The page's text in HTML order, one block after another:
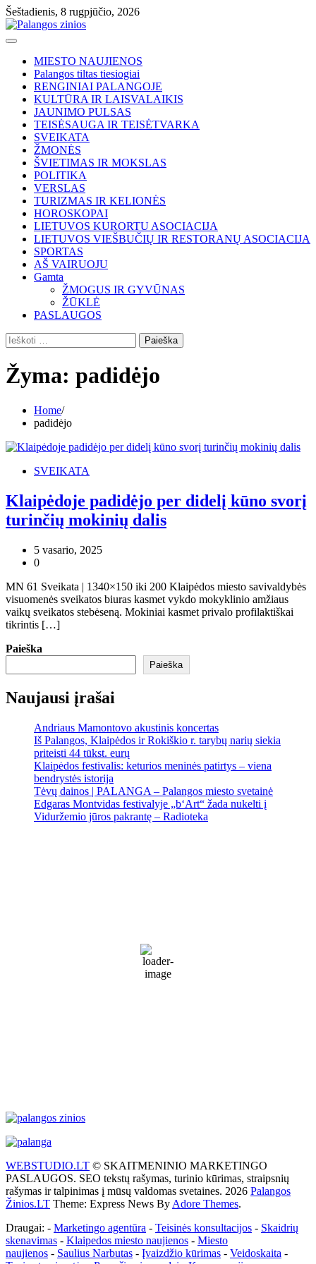
Skip
to
content
Šeštadienis, 8 rugpjūčio, 2026
MIESTO NAUJIENOS
Palangos tiltas tiesiogiai
RENGINIAI PALANGOJE
KULTŪRA IR LAISVALAIKIS
JAUNIMO PULSAS
TEISĖSAUGA IR TEISĖTVARKA
SVEIKATA
ŽMONĖS
ŠVIETIMAS IR MOKSLAS
POLITIKA
VERSLAS
TURIZMAS IR KELIONĖS
HOROSKOPAI
LIETUVOS KURORTU ASOCIACIJA
LIETUVOS VIEŠBUČIŲ IR RESTORANŲ ASOCIACIJA
SPORTAS
AŠ VAIRUOJU
Gamta
ŽMOGUS IR GYVŪNAS
ŽŪKLĖ
PASLAUGOS
Ieškoti:
Žyma: padidėjo
Home
padidėjo
SVEIKATA
Klaipėdoje padidėjo per didelį kūno svorį
turinčių mokinių dalis
5 vasario, 2025
0
MN 61 Sveikata | 1340×150 iki 200 Klaipėdos miesto savivaldybės
visuomenės sveikatos biuras kasmet vykdo mokyklinio amžiaus
vaikų sveikatos stebėseną. Mokiniai kasmet privalo profilaktiškai
tikrintis […]
Paieška
Paieška
Naujausi įrašai
Andriaus Mamontovo akustinis koncertas
Iš Palangos, Klaipėdos ir Rokiškio r. tarybų narių siekia
priteisti 44 tūkst. eurų
Klaipėdos festivalis: keturios meninės patirtys – viena
bendrystės istorija
Tėvų dainos | PALANGA – Palangos miesto svetainė
Edgaras Montvidas festivalyje „b‘Art“ žada nukelti į
Viduržemio jūros pakrantę – Radioteka
Patchy rain nearby
69 %
WEBSTUDIO.LT © SKAITMENINIO MARKETINGO
PASLAUGOS. SEO tekstų rašymas, turinio kūrimas, straipsnių
rašymas ir talpinimas į mūsų valdomas svetaines. 2026 Palangos
Žinios.LT Theme: Express News By Adore Themes.
Draugai: - Marketingo agentūra - Teisinės konsultacijos - Skaidrių
skenavimas - Klaipedos miesto naujienos - Miesto
naujienos - Saulius Narbutas - Įvaizdžio kūrimas - Veidoskaita -